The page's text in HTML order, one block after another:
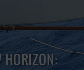
HORIZON: